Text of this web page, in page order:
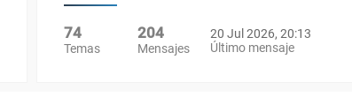
74
Temas
204
Mensajes
20 Jul 2026, 20:13
Último mensaje